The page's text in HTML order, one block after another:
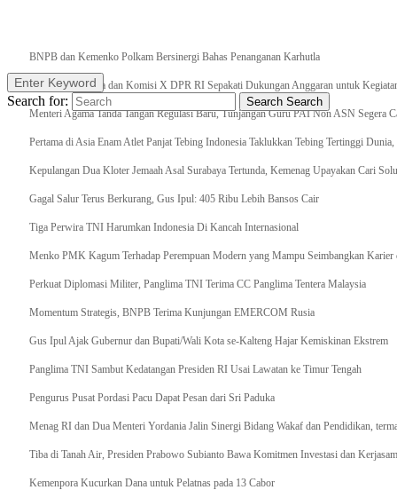
BNPB dan Kemenko Polkam Bersinergi Bahas Penanganan Karhutla
Raker Kemenpora dan Komisi X DPR RI Sepakati Dukungan Anggaran untuk
Menteri Agama Tanda Tangan Regulasi Baru, Tunjangan Guru PAI Non ASN Segera
Pertama di Asia Enam Atlet Panjat Tebing Indonesia Taklukkan Tebing Tertinggi
Kepulangan Dua Kloter Jemaah Asal Surabaya Tertunda, Kemenag Upayakan Cari
Gagal Salur Terus Berkurang, Gus Ipul: 405 Ribu Lebih Bansos Cair
Tiga Perwira TNI Harumkan Indonesia Di Kancah Internasional
Menko PMK Kagum Terhadap Perempuan Modern yang Mampu Seimbangkan Karier
Perkuat Diplomasi Militer, Panglima TNI Terima CC Panglima Tentera Malaysia
Momentum Strategis, BNPB Terima Kunjungan EMERCOM Rusia
Gus Ipul Ajak Gubernur dan Bupati/Wali Kota se-Kalteng Hajar Kemiskinan Ekstrem
Panglima TNI Sambut Kedatangan Presiden RI Usai Lawatan ke Timur Tengah
Pengurus Pusat Pordasi Pacu Dapat Pesan dari Sri Paduka
Menag RI dan Dua Menteri Yordania Jalin Sinergi Bidang Wakaf dan Pendidikan,
Tiba di Tanah Air, Presiden Prabowo Subianto Bawa Komitmen Investasi dan
Kemenpora Kucurkan Dana untuk Pelatnas pada 13 Cabor
Enter Keyword
Search for: Search Search